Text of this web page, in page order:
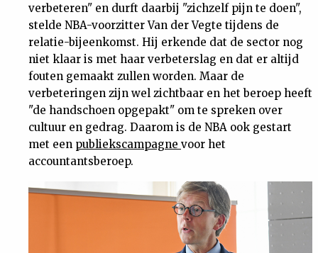
verbeteren" en durft daarbij "zichzelf pijn te doen",
stelde NBA-voorzitter Van der Vegte tijdens de
relatie-bijeenkomst. Hij erkende dat de sector nog
niet klaar is met haar verbeterslag en dat er altijd
fouten gemaakt zullen worden. Maar de
verbeteringen zijn wel zichtbaar en het beroep heeft
"de handschoen opgepakt" om te spreken over
cultuur en gedrag. Daarom is de NBA ook gestart
met een publiekscampagne voor het
accountantsberoep.